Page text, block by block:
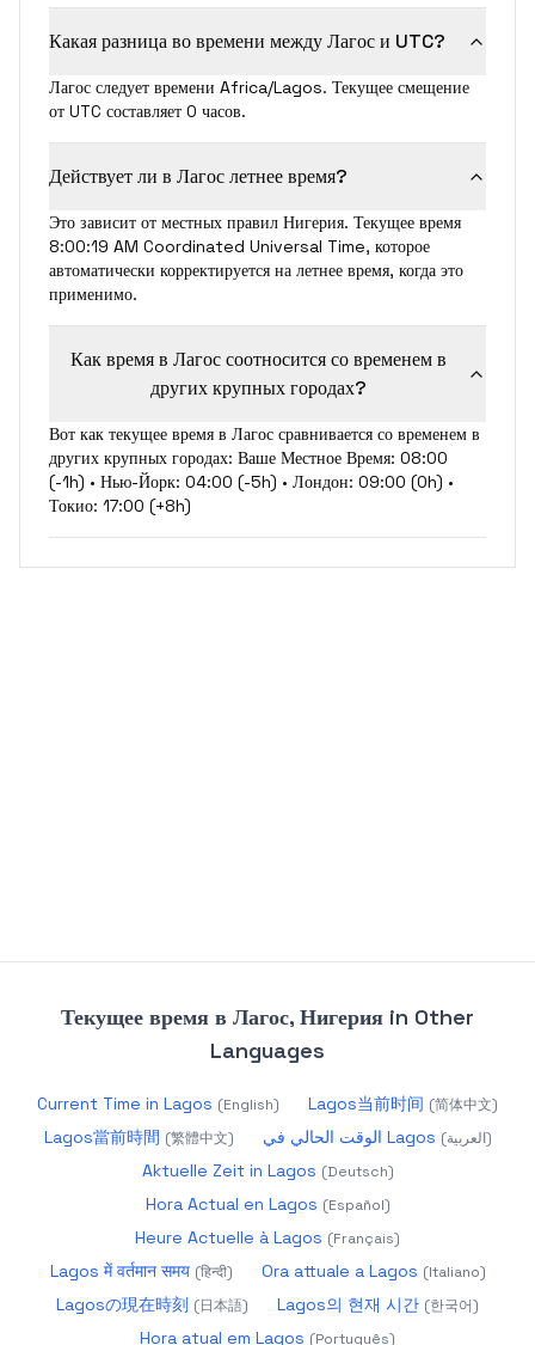
Какая разница во времени между Лагос и UTC?
Лагос следует времени Africa/Lagos. Текущее смещение
от UTC составляет 0 часов.
Действует ли в Лагос летнее время?
Это зависит от местных правил Нигерия. Текущее время
8:00:19 AM Coordinated Universal Time, которое
автоматически корректируется на летнее время, когда это
применимо.
Как время в Лагос соотносится со временем в
других крупных городах?
Вот как текущее время в Лагос сравнивается со временем в
других крупных городах: Ваше Местное Время: 08:00
(-1h) • Нью-Йорк: 04:00 (-5h) • Лондон: 09:00 (0h) •
Токио: 17:00 (+8h)
Текущее время в Лагос, Нигерия in Other
Languages
Current Time in Lagos (English) Lagos当前时间 (简体中文)
Lagos當前時間 (繁體中文) الوقت الحالي في Lagos (العربية)
Aktuelle Zeit in Lagos (Deutsch)
Hora Actual en Lagos (Español)
Heure Actuelle à Lagos (Français)
Lagos में वर्तमान समय (हिन्दी) Ora attuale a Lagos (Italiano)
Lagosの現在時刻 (日本語) Lagos의 현재 시간 (한국어)
Hora atual em Lagos (Português)